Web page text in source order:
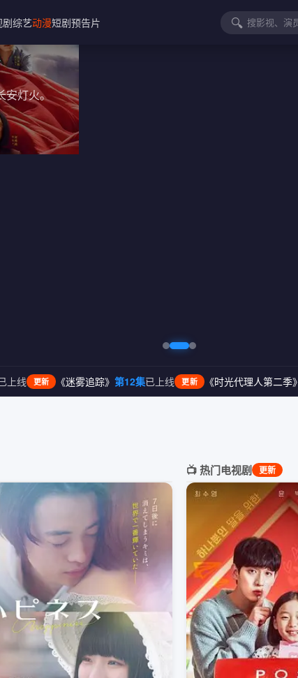
剧综艺动漫短剧预告片 🔍
灯火。
踪》 第12集 已上线 更新 《时光代理人第二季》第09集已上线 更新
📺 热门电视剧 更新